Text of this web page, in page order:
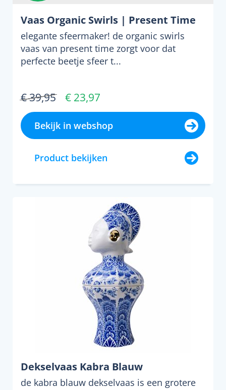
Vaas Organic Swirls | Present Time
elegante sfeermaker! de organic swirls
vaas van present time zorgt voor dat
perfecte beetje sfeer t...
€ 39,95 € 23,97
Bekijk in webshop
Product bekijken
Dekselvaas Kabra Blauw
de kabra blauw dekselvaas is een grotere